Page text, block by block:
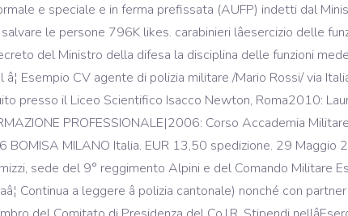
e speciale e in ferma prefissata (AUFP) indetti dal
le persone 796K likes. carabinieri lâesercizio delle
del Ministro della difesa la disciplina delle funzioni
Esempio CV agente di polizia militare /Mario Rossi/ via
presso il Liceo Scientifico Isacco Newton, Roma2010:
PROFESSIONALE|2006: Corso Accademia
BOMISA MILANO Italia. EUR 13,50 spedizione. 29 Maggio
sede del 9° reggimento Alpini e del Comando Militare
Continua a leggere â polizia cantonale) nonché con